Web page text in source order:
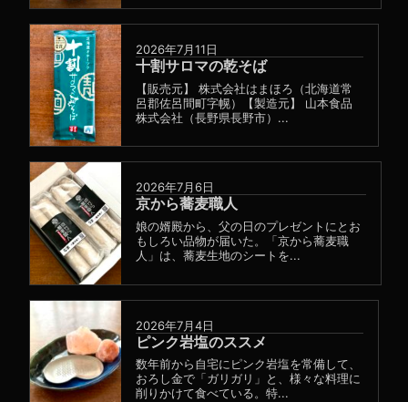
2026年7月11日
十割サロマの乾そば
【販売元】 株式会社はまほろ（北海道常
呂郡佐呂間町字幌）【製造元】 山本食品
株式会社（長野県長野市）...
2026年7月6日
京から蕎麦職人
娘の婿殿から、父の日のプレゼントにとお
もしろい品物が届いた。「京から蕎麦職
人」は、蕎麦生地のシートを...
2026年7月4日
ピンク岩塩のススメ
数年前から自宅にピンク岩塩を常備して、
おろし金で「ガリガリ」と、様々な料理に
削りかけて食べている。特...